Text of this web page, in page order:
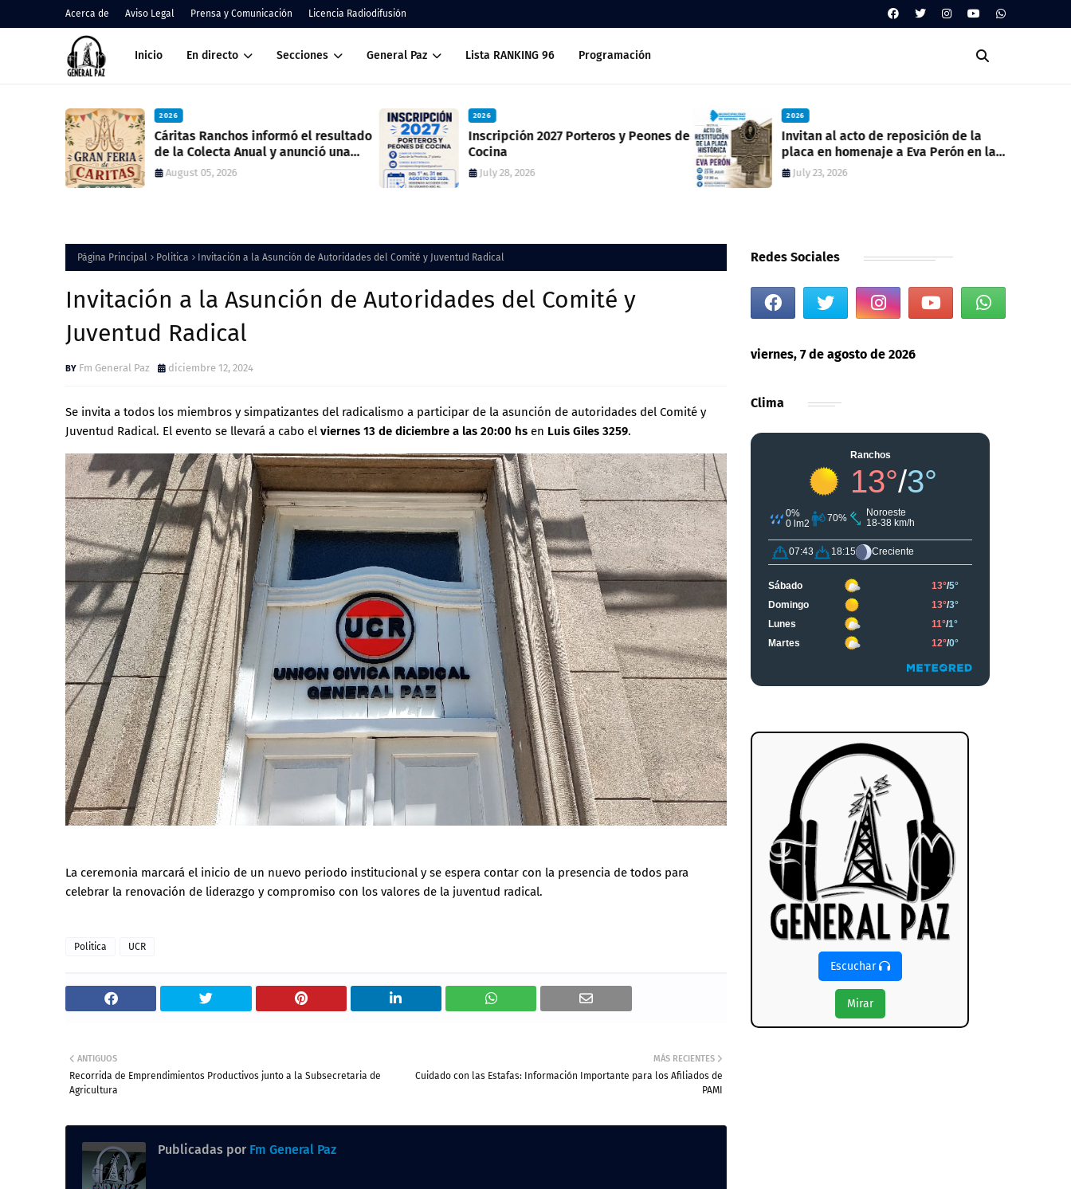
Acerca de Aviso Legal Prensa y Comunicación Licencia Radiodifusión
Inicio En directo Secciones General Paz Lista RANKING 96 Programación
2026
Cáritas Ranchos informó el resultado
de la Colecta Anual y anunció una
nueva feria solidaria
August 05, 2026
2026
Inscripción 2027 Porteros y Peones de
Cocina
July 28, 2026
2026
Invitan al acto de reposición de la
placa en homenaje a Eva Perón en la
ex estación del ferrocarril
July 23, 2026
Página Principal Politica Invitación a la Asunción de Autoridades del Comité y Juventud Radical
Invitación a la Asunción de Autoridades del Comité y
Juventud Radical
Fm General Paz diciembre 12, 2024
Se invita a todos los miembros y simpatizantes del radicalismo a participar de la asunción de autoridades del Comité y
Juventud Radical. El evento se llevará a cabo el viernes 13 de diciembre a las 20:00 hs en Luis Giles 3259.
La ceremonia marcará el inicio de un nuevo periodo institucional y se espera contar con la presencia de todos para
celebrar la renovación de liderazgo y compromiso con los valores de la juventud radical.
Politica UCR
MÁS RECIENTES
Cuidado con las Estafas: Información Importante para los Afiliados de
PAMI
ANTIGUOS
Recorrida de Emprendimientos Productivos junto a la Subsecretaria de
Agricultura
Publicadas por Fm General Paz
Redes Sociales
viernes, 7 de agosto de 2026
Clima
Escuchar
Mirar